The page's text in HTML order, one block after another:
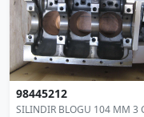
98445212
SILINDIR BLOGU 104 MM 3